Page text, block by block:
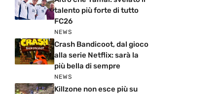
talento più forte di tutto
FC26
NEWS
Crash Bandicoot, dal gioco
alla serie Netflix: sarà la
più bella di sempre
NEWS
Killzone non esce più su